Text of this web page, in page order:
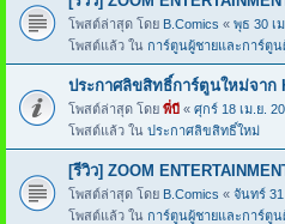
โพสต์ล่าสุด โดย B.Comics « พุธ 30 เ
โพสต์แล้ว ใน การ์ตูนผู้ชายและการ์ตู
ประกาศลิขสิทธิ์การ์ตูนใหม่จาก
โพสต์ล่าสุด โดย พี่บี « ศุกร์ 18 เม.ย.
โพสต์แล้ว ใน ประกาศลิขสิทธิ์ใหม่
[รีวิว] ZOOM
โพสต์ล่าสุด โดย B.Comics « จันทร์ 31
โพสต์แล้ว ใน การ์ตูนผู้ชายและการ์ตู